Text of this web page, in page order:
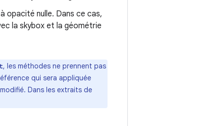
opacité nulle. Dans ce cas,
la skybox et la géométrie
, les méthodes ne prennent pas
qui sera appliquée
Dans les extraits de